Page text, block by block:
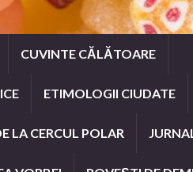
CUVINTE CĂLĂTOARE
ETIMOLOGII CIUDATE
LA CERCUL POLAR